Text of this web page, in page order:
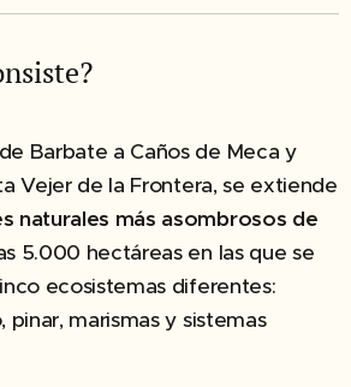
Barbate a Caños de Meca y
Vejer de la Frontera, se extiende
naturales más asombrosos de
5.000 hectáreas en las que se
ecosistemas diferentes:
pinar, marismas y sistemas